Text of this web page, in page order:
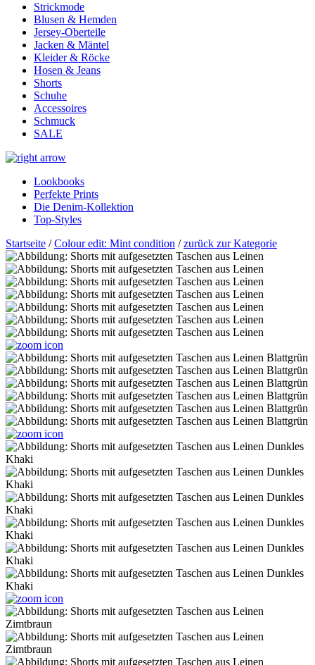
Strickmode
Blusen & Hemden
Jersey-Oberteile
Jacken & Mäntel
Kleider & Röcke
Hosen & Jeans
Shorts
Schuhe
Accessoires
Schmuck
SALE
Lookbooks
Perfekte Prints
Die Denim-Kollektion
Top-Styles
Startseite /Colour edit: Mint condition /zurück zur Kategorie